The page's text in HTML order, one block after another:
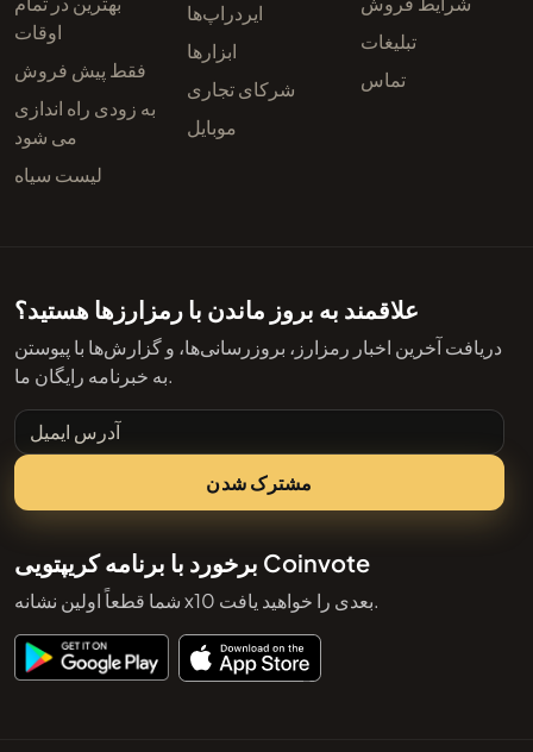
اوقات
فقط پیش فروش
به زودی راه اندازی
می شود
لیست سیاه
ایردراپ‌ها
ابزارها
شرکای تجاری
موبایل
تبلیغات
تماس
علاقمند به بروز ماندن با رمزارزها هستید؟
دریافت آخرین اخبار رمزارز، بروزرسانی‌ها، و گزارش‌ها با پیوستن
به خبرنامه رایگان ما.
آدرس ایمیل
مشترک شدن
برخورد با برنامه کریپتویی Coinvote
شما قطعاً اولین نشانه x10 بعدی را خواهید یافت.